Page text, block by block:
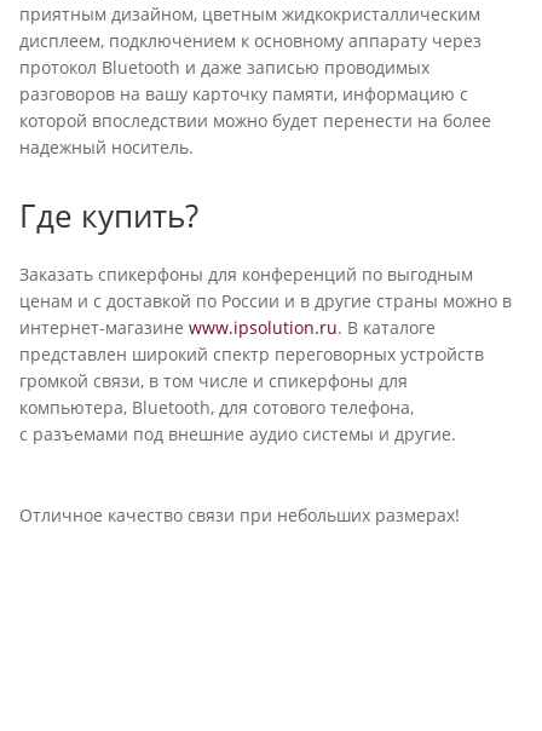
приятным дизайном, цветным жидкокристаллическим
дисплеем, подключением к основному аппарату через
протокол Bluetooth и даже записью проводимых
разговоров на вашу карточку памяти, информацию с
которой впоследствии можно будет перенести на более
надежный носитель.
Где купить?
Заказать спикерфоны для конференций по выгодным
ценам и с доставкой по России и в другие страны можно в
интернет-магазине www.ipsolution.ru. В каталоге
представлен широкий спектр переговорных устройств
громкой связи, в том числе и спикерфоны для
компьютера, Bluetooth, для сотового телефона,
с разъемами под внешние аудио системы и другие.
Отличное качество связи при небольших размерах!